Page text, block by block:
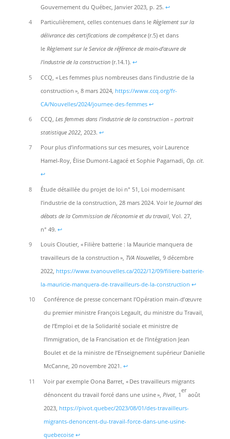
Gouvernement du Québec, Janvier 2023, p. 25. ↩︎
4
Particulièrement, celles contenues dans le Règlement sur la
délivrance des certifications de compétence (r.5) et dans
le Règlement sur le Service de référence de main-d’œuvre de
l’industrie de la construction(r.14.1). ↩︎
5
CCQ, « Les femmes plus nombreuses dans l’industrie de la
construction », 8 mars 2024, https://www.ccq.org/fr-
CA/Nouvelles/2024/journee-des-femmes ↩︎
6
CCQ, Les femmes dans l’industrie de la construction – portrait
statistique 2022, 2023. ↩︎
7
Pour plus d’informations sur ces mesures, voir Laurence
Hamel-Roy, Élise Dumont-Lagacé et Sophie Pagarnadi, Op. cit.
↩︎
8
Étude détaillée du projet de loi n° 51, Loi modernisant
l’industrie de la construction, 28 mars 2024. Voir le Journal des
débats de la Commission de l’économie et du travail, Vol. 27,
n° 49. ↩︎
9
Louis Cloutier, « Filière batterie : la Mauricie manquera de
travailleurs de la construction », TVA Nouvelles, 9 décembre
2022, https://www.tvanouvelles.ca/2022/12/09/filiere-batterie-
la-mauricie-manquera-de-travailleurs-de-la-construction ↩︎
10
Conférence de presse concernant l’Opération main-d’œuvre
du premier ministre François Legault, du ministre du Travail,
de l’Emploi et de la Solidarité sociale et ministre de
l’Immigration, de la Francisation et de l’Intégration Jean
Boulet et de la ministre de l’Enseignement supérieur Danielle
McCanne, 20 novembre 2021. ↩︎
11
Voir par exemple Oona Barret, « Des travailleurs migrants
dénoncent du travail forcé dans une usine », Pivot, 1
er
août
2023, https://pivot.quebec/2023/08/01/des-travailleurs-
migrants-denoncent-du-travail-force-dans-une-usine-
quebecoise ↩︎